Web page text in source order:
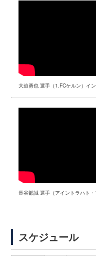
大迫勇也 選手（1.FCケルン）イ
長谷部誠 選手（アイントラハト
スケジュール